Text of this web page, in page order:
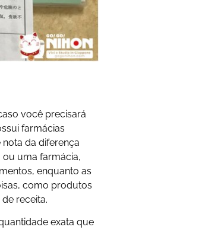
você precisará
farmácias
da diferença
ou uma farmácia,
enquanto as
como produtos
receita.
exata que